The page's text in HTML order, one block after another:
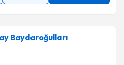
Baydaroğulları